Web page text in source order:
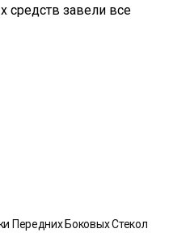
средств завели все
Передних Боковых Стекол